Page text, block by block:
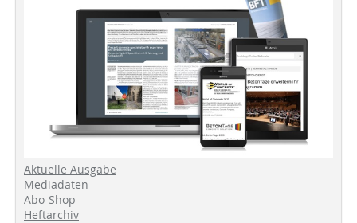
Aktuelle Ausgabe
Mediadaten
Abo-Shop
Heftarchiv